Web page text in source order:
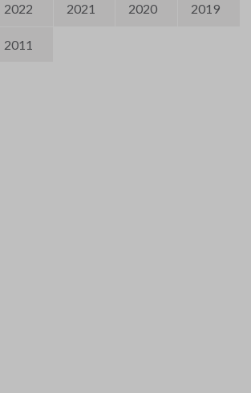
2022 2021 2020 2019
2011